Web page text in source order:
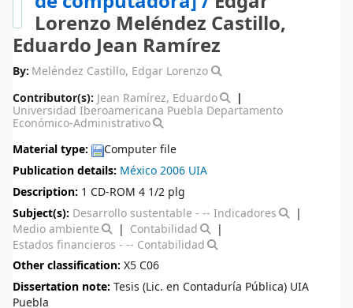
Lorenzo Meléndez Castillo,
Eduardo Jean Ramírez
By: Meléndez Castillo, Edgar Lorenzo
Contributor(s): Jean Ramírez, Eduardo
Universidad Iberoamericana Puebla Departamento
Económico-Administrativo
Material type:
Computer file
Publication details: México2006 UIA
Description: 1 CD-ROM 4 1/2 plg
Subject(s): Desarrollo sustentable - -- Indicadores
Medio ambiente
Contabilidad
Estados financieros - -- Contabilidad
Other classification: X5 C06
Dissertation note: Tesis (Lic. en Contaduría Pública) UIA
Puebla